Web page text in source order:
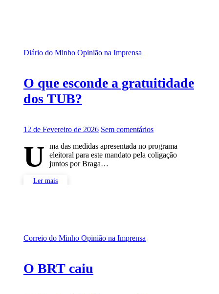
Diário do Minho Opinião na Imprensa
O que esconde a gratuitidade
dos TUB?
12 de Fevereiro de 2026 Sem comentários
U
ma das medidas apresentada no programa
eleitoral para este mandato pela coligação
juntos por Braga…
Ler mais
Correio do Minho Opinião na Imprensa
O BRT caiu